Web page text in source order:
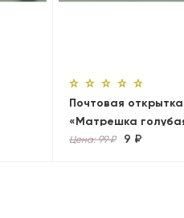
Почтовая открытка
«Матрешка
Цена: 99 ₽ 9 ₽